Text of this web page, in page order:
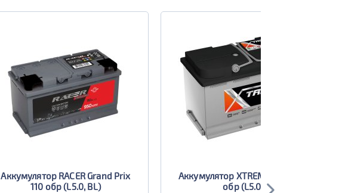
Аккумулятор RACER Grand Prix
110 обр (L5.0, BL)
Аккумулятор XTREME +EFB 100
обр (L5.0)